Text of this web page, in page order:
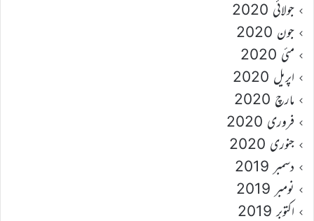
جولائی 2020
جون 2020
مئی 2020
اپریل 2020
مارچ 2020
فروری 2020
جنوری 2020
دسمبر 2019
نومبر 2019
اکتوبر 2019